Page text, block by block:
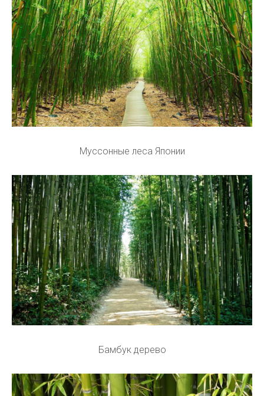
Муссонные леса Японии
Бамбук дерево